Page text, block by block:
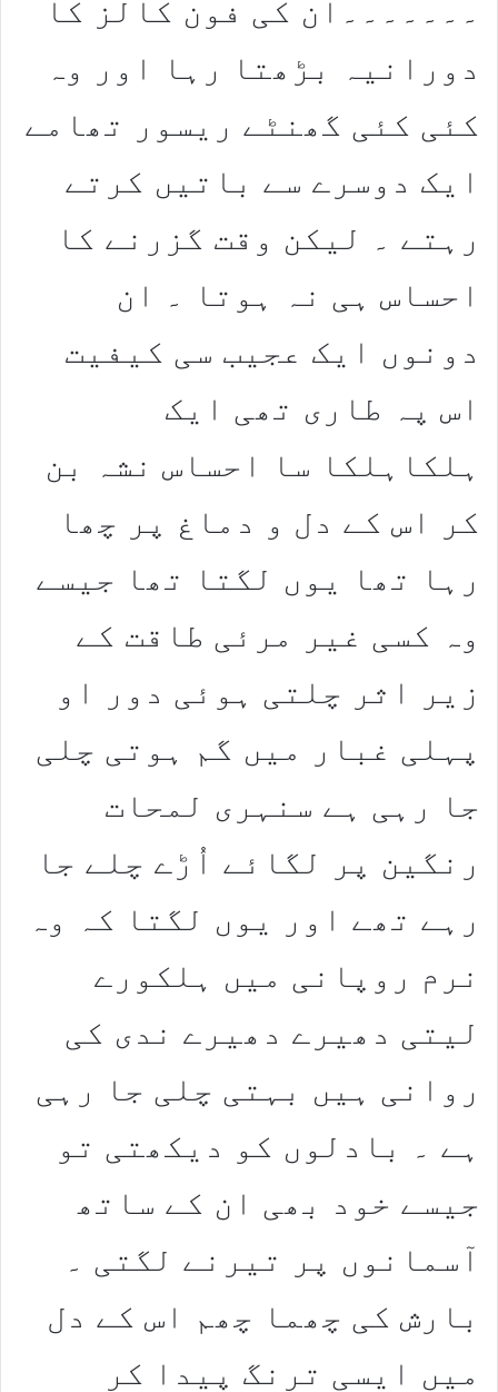
۔۔۔۔۔۔۔ان کی فون کالز کا
دورانیہ بڑھتا رہا اور وہ
کئی کئی گھنٹے ریسور تھامے
ایک دوسرے سے باتیں کرتے
رہتے ۔ لیکن وقت گزرنے کا
احساس ہی نہ ہوتا ۔ ان
دونوں ایک عجیب سی کیفیت
اس پہ طاری تھی ایک
ہلکاہلکا سا احساس نشہ بن
کر اس کے دل و دماغ پر چھا
رہا تھا یوں لگتا تھا جیسے
وہ کسی غیر مرئی طاقت کے
زیر اثر چلتی ہوئی دور او
پہلی غبار میں گم ہوتی چلی
جا رہی ہے سنہری لمحات
رنگین پر لگائے اُڑے چلے جا
رہے تھے اور یوں لگتا کہ وہ
نرم روپانی میں ہلکورے
لیتی دھیرے دھیرے ندی کی
روانی ہیں بہتی چلی جا رہی
ہے ۔ بادلوں کو دیکھتی تو
جیسے خود بھی ان کے ساتھ
آسمانوں پر تیرنے لگتی ۔
بارش کی چھما چھم اس کے دل
میں ایسی ترنگ پیدا کر